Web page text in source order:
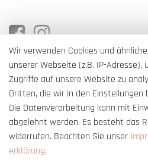
* Alle Preise verstehen sich inkl. gesetzl.
Wir verwenden Cookies und
unserer Webseite (z.B. IP-
Zugriffe auf unsere Website zu
Dritten, die wir in den Einstellungen
Die Datenverarbeitung kann mit
abgelehnt werden. Es besteht das
widerrufen. Beachten Sie unser
erklärung.